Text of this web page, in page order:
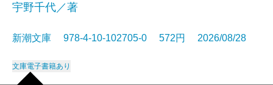
宇野千代／著
新潮文庫 978-4-10-102705-0 572円 2026/08/28
文庫電子書籍あり